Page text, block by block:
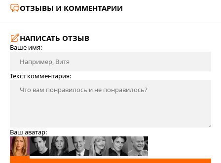
ОТЗЫВЫ И КОММЕНТАРИИ
НАПИСАТЬ ОТЗЫВ
Ваше имя:
Текст комментария:
Ваш аватар: